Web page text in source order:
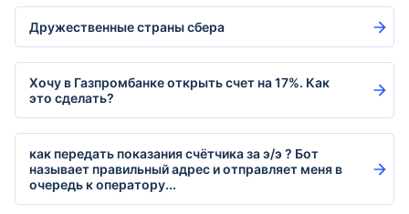
Дружественные страны сбера
Хочу в Газпромбанке открыть счет на 17%. Как
это сделать?
как передать показания счётчика за э/э ? Бот
называет правильный адрес и отправляет меня в
очередь к оператору...